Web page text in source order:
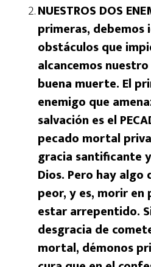
NUESTROS DOS
primeras,
obstáculos que
alcancemos
buena muerte. El
enemigo que
salvación es el
pecado mortal
gracia santificante
Dios. Pero hay algo
peor, y es, morir
estar arrepentido.
desgracia de
mortal, démonos